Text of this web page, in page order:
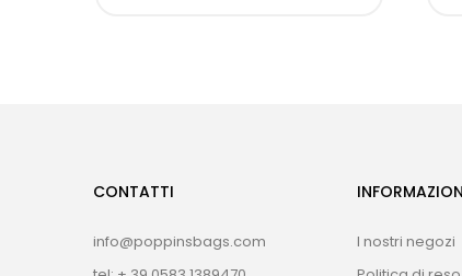
CONTATTI
info@poppinsbags.com
I nostri negozi